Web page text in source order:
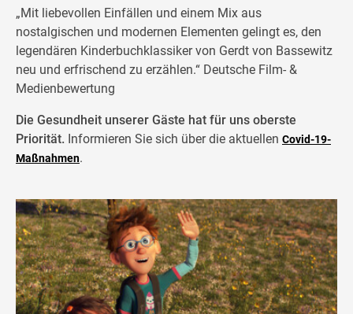
„Mit liebevollen Einfällen und einem Mix aus
nostalgischen und modernen Elementen gelingt es, den
legendären Kinderbuchklassiker von Gerdt von Bassewitz
neu und erfrischend zu erzählen.“ Deutsche Film- &
Medienbewertung
Die Gesundheit unserer Gäste hat für uns oberste
Priorität. Informieren Sie sich über die aktuellen Covid-19-
Maßnahmen.